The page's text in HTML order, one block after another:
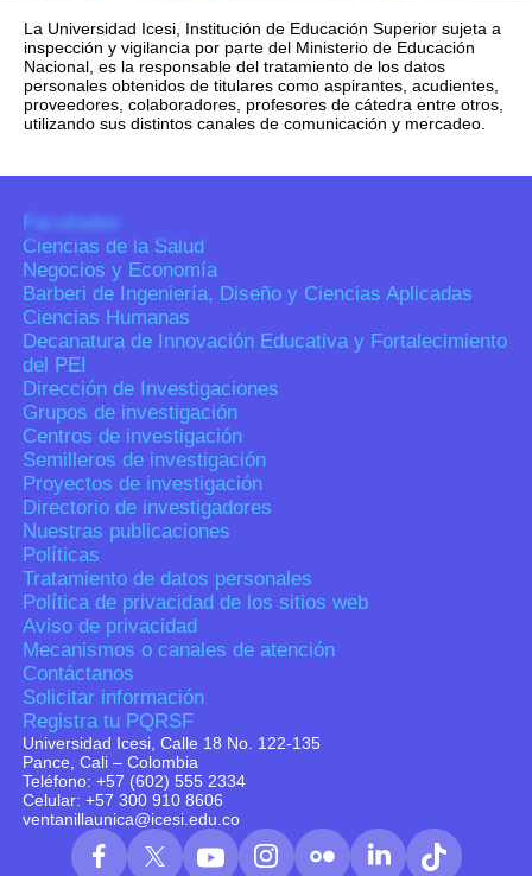
La Universidad Icesi, Institución de Educación Superior sujeta a
inspección y vigilancia por parte del Ministerio de Educación
Nacional, es la responsable del tratamiento de los datos
personales obtenidos de titulares como aspirantes, acudientes,
proveedores, colaboradores, profesores de cátedra entre otros,
utilizando sus distintos canales de comunicación y mercadeo.
Universidad Icesi, Calle 18 No. 122-135
Pance, Cali – Colombia
Teléfono: +57 (602) 555 2334
Celular: +57 300 910 8606
ventanillaunica@icesi.edu.co
Facultades
Ciencias de la Salud
Negocios y Economía
Barberi de Ingeniería, Diseño y Ciencias Aplicadas
Ciencias Humanas
Decanatura de Innovación Educativa y Fortalecimiento
del PEI
Dirección de Investigaciones
Grupos de investigación
Centros de investigación
Semilleros de investigación
Proyectos de investigación
Directorio de investigadores
Nuestras publicaciones
Políticas
Tratamiento de datos personales
Política de privacidad de los sitios web
Aviso de privacidad
Mecanismos o canales de atención
Contáctanos
Solicitar información
Registra tu PQRSF